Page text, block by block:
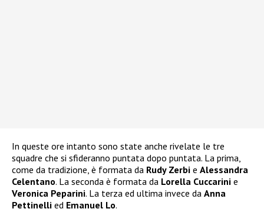
In queste ore intanto sono state anche rivelate le tre
squadre che si sfideranno puntata dopo puntata. La prima,
come da tradizione, è formata da Rudy Zerbi e Alessandra
Celentano. La seconda è formata da Lorella Cuccarini e
Veronica Peparini. La terza ed ultima invece da Anna
Pettinelli ed Emanuel Lo.